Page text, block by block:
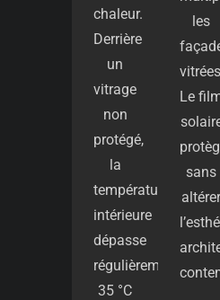
chaleur.
Derrière
un
vitrage
non
protégé,
la
température
intérieure
dépasse
régulièrement
35 °C
les
Le
sans
altérer